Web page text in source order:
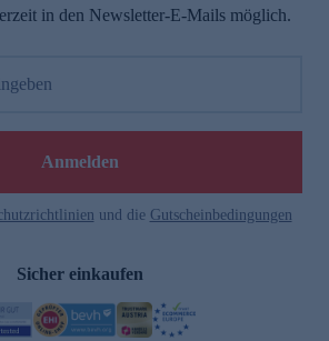
in den Newsletter-E-Mails möglich.
Anmelden
und die Gutscheinbedingungen
Sicher einkaufen